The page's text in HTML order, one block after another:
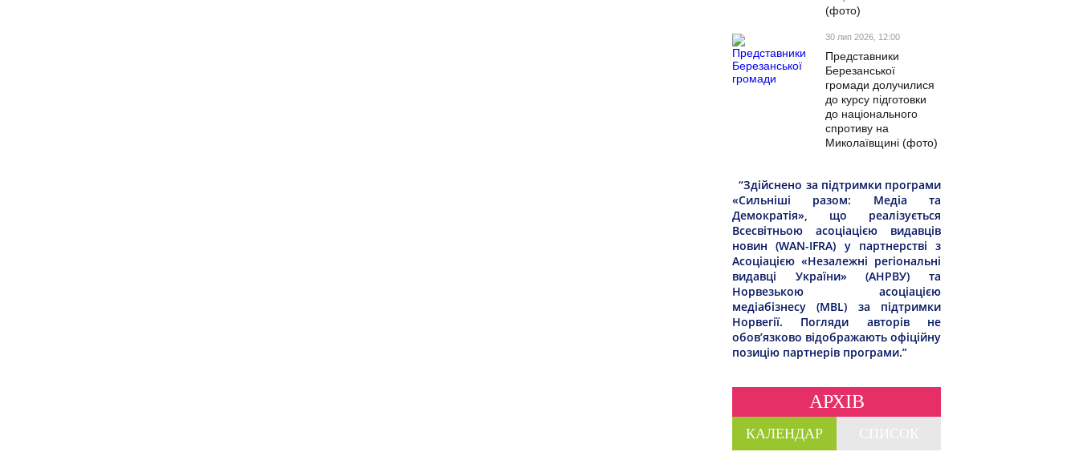
(фото)
30 лип 2026, 12:00
Представники
Березанської
громади долучилися
до курсу підготовки
до національного
спротиву на
Миколаївщині (фото)
“Здійснено за підтримки програми
«Сильніші разом: Медіа та
Демократія», що реалізується
Всесвітньою асоціацією видавців
новин (WAN-IFRA) у партнерстві з
Асоціацією «Незалежні регіональні
видавці України» (АНРВУ) та
Норвезькою асоціацією
медіабізнесу (MBL) за підтримки
Норвегії. Погляди авторів не
обов’язково відображають офіційну
позицію партнерів програми.”
АРХІВ
КАЛЕНДАР